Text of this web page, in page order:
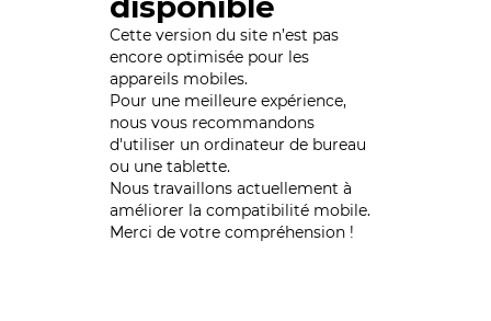
Cette version du site n’est pas
encore optimisée pour les
appareils mobiles.
Pour une meilleure expérience,
nous vous recommandons
d'utiliser un ordinateur de bureau
ou une tablette.
Nous travaillons actuellement à
améliorer la compatibilité mobile.
Merci de votre compréhension !